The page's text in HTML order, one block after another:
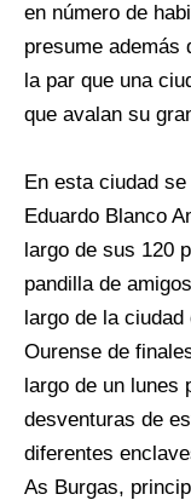
en número de
presume además
la par que una
que avalan su
En esta ciudad
Eduardo Blanco
largo de sus 120
pandilla de
largo de la ciudad
Ourense de
largo de un lunes
desventuras de
diferentes
As Burgas,